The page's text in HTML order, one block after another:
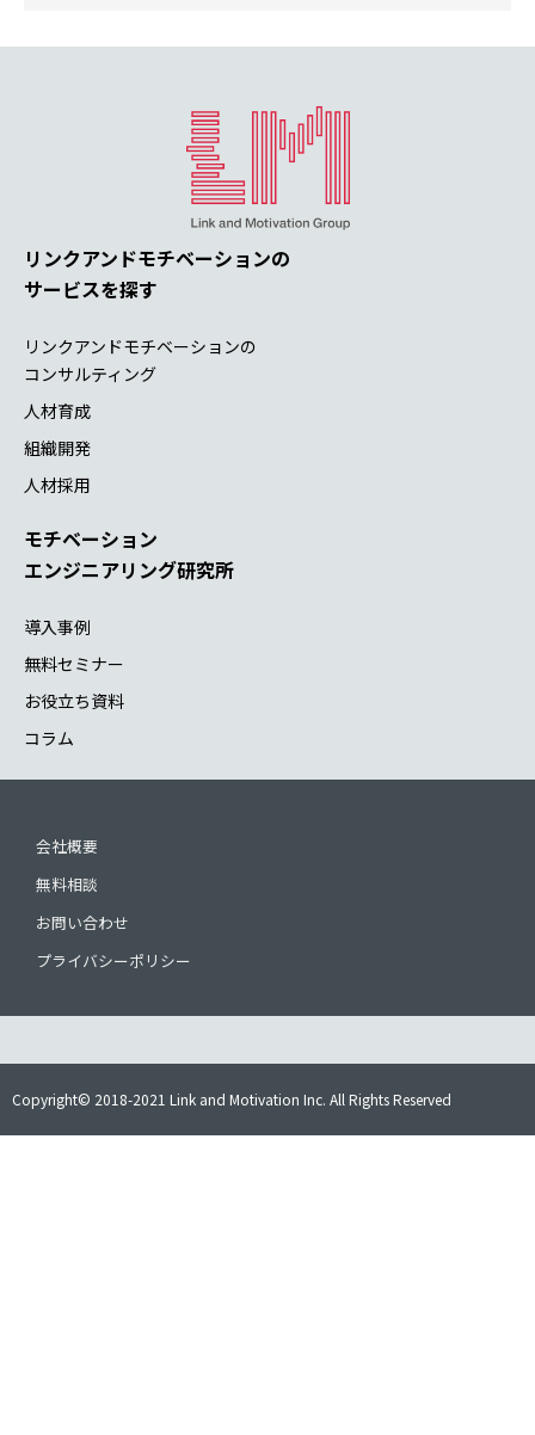
リンクアンドモチベーションの
サービスを探す
リンクアンドモチベーションの
コンサルティング
人材育成
組織開発
人材採用
モチベーション
エンジニアリング研究所
導入事例
無料セミナー
お役立ち資料
コラム
会社概要
無料相談
お問い合わせ
プライバシーポリシー
Copyright© 2018-2021 Link and Motivation Inc. All Rights Reserved